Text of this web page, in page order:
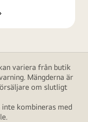
variera från butik
Mängderna är
om slutligt
kombineras med